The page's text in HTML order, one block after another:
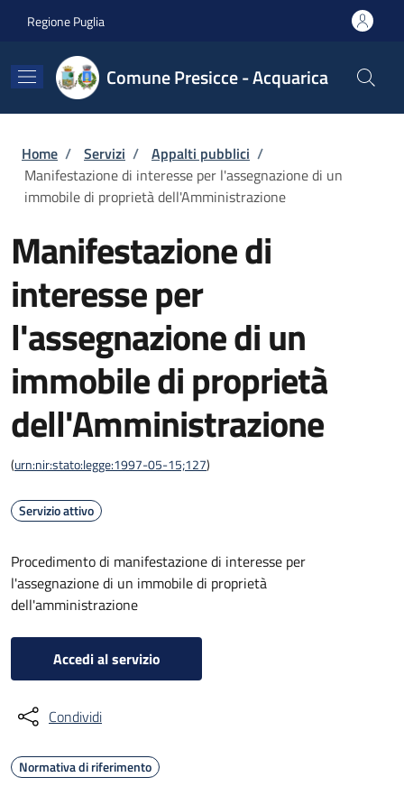
Regione Puglia
Comune Presicce - Acquarica
Briciole di pane
Home / Servizi / Appalti pubblici /
Manifestazione di interesse per l'assegnazione di un
immobile di proprietà dell'Amministrazione
Manifestazione di
interesse per
l'assegnazione di un
immobile di proprietà
dell'Amministrazione
(urn:nir:stato:legge:1997-05-15;127)
Servizio attivo
Procedimento di manifestazione di interesse per
l'assegnazione di un immobile di proprietà
dell'amministrazione
Accedi al servizio
Condividi
Normativa di riferimento